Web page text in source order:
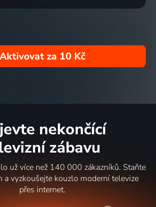
Aktivovat za 10 Kč
nekončící
zábavu
už více než 140 000 zákazníků. Staňte
a vyzkoušejte kouzlo moderní televize
přes internet.